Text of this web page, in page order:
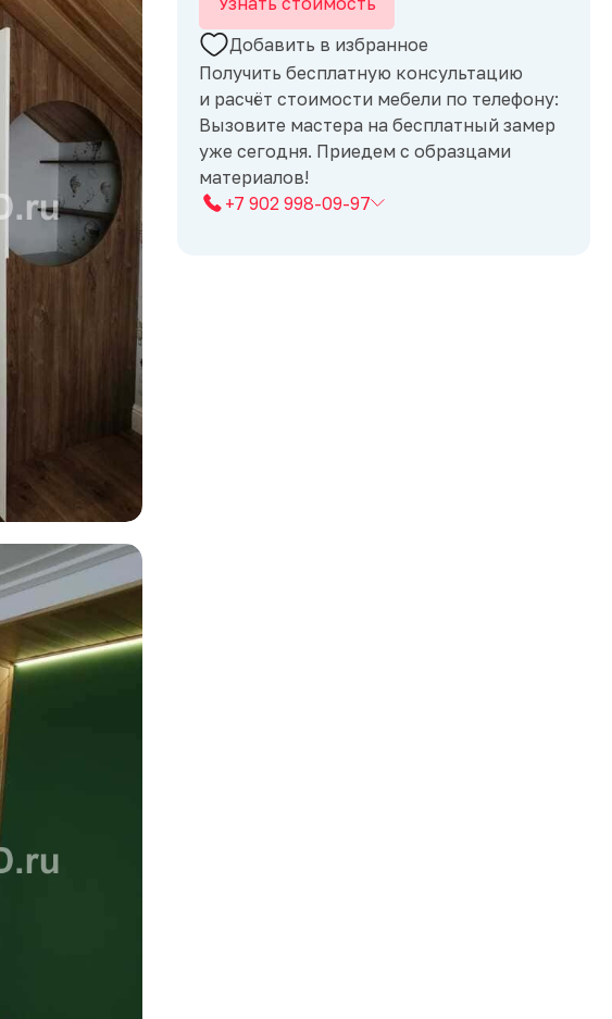
Добавить в избранное
Получить бесплатную консультацию
и расчёт стоимости мебели по телефону:
Вызовите мастера на бесплатный замер
уже сегодня. Приедем с образцами
материалов!
+7 902 998-09-97